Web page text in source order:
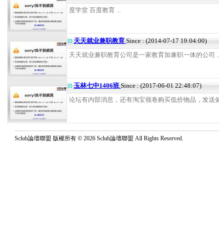
度学堂 百度教育 ...
天天就业兼职教育 Since : (2014-07-17 19:04:00)
天天就业兼职教育公司是一家教育加兼职一体的公司
玉林七中1406班Since : (2017-06-01 22:48:07)
论坛有内部消息，还有淘宝领卷购买低价物品，发送
Sclub論壇聯盟 版權所有 © 2026 Sclub論壇聯盟 All Rights Reserved.